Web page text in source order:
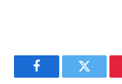
FacebookTwitter